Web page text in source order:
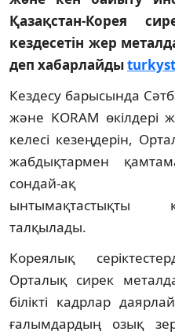
Қазақстан-Корея
кездесетін жер
деп хабарлайды
Кездесу барысында
және KORAM өкілдері
келесі кезеңдерін,
жабдықтармен
сондай-ақ
ынтымақтастықты
талқылады.
Кореялық
Орталық сирек
білікті кадрлар
ғалымдардың озық